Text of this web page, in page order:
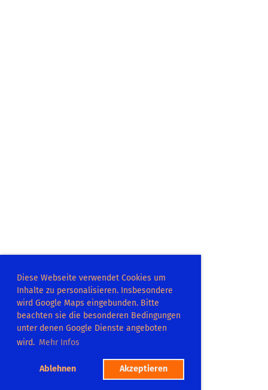
Diese Webseite verwendet Cookies um
Inhalte zu personalisieren. Insbesondere
wird Google Maps eingebunden. Bitte
beachten sie die besonderen Bedingungen
unter denen Google Dienste angeboten
wird. Mehr Infos
Ablehnen Akzeptieren